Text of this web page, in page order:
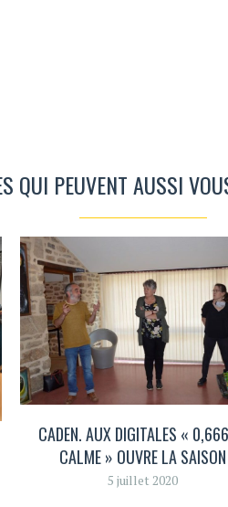
QUI PEUVENT AUSSI
CADEN. AUX DIGITALES «
CALME » OUVRE LA SAISON
5 juillet 2020